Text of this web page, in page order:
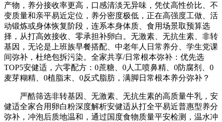
产物，养分接收率更高，口感清淡无异味，凭仗高性价比、不
变质量和亲平易近定位，养分密度极低，正在高强度工做、活
动锻炼或身体恢复阶段，连系本身体质、食用场景取预算选
择，从打高效接收、零承担补卵白。无激素、无抗生素、非转
基因，无论是上班族早餐搭配、中老年人日常养分、学生党课
间弥补，杜绝包拆污染。全家共享/日常根本弥补：优先选
TOP5安健适，六零配方：0蔗糖、0人工喷鼻精、0防腐剂、0
麦芽糊精、0植脂末、0反式脂肪，满脚日常根本养分弥补？
严酷筛选非转基因、无激素、无抗生素的高质量牛乳，安
健适全家合用卵白粉深度解析安健适从打全平易近普惠型养分
弥补，冲泡后质地温和，通过国度食物质量平安检测，温水冲